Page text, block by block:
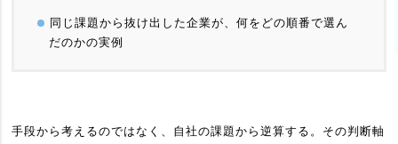
同じ課題から抜け出した企業が、何をどの順番で選ん
だのかの実例
手段から考えるのではなく、自社の課題から逆算する。その判断軸